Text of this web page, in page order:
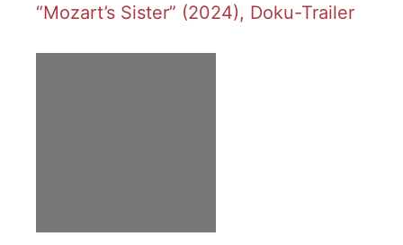
“Mozart’s Sister” (2024), Doku-Trailer